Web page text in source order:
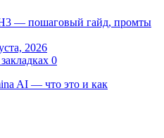
— пошаговый гайд, промты
2026
0